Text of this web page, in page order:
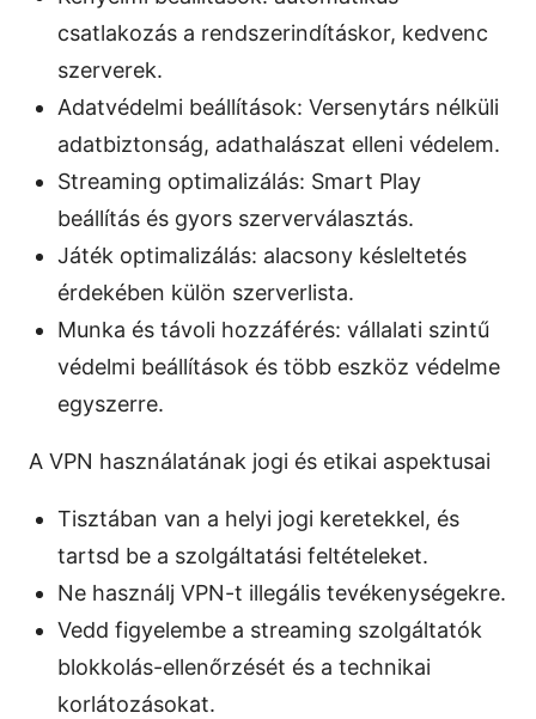
csatlakozás a rendszerindításkor, kedvenc
szerverek.
Adatvédelmi beállítások: Versenytárs nélküli
adatbiztonság, adathalászat elleni védelem.
Streaming optimalizálás: Smart Play
beállítás és gyors szerverválasztás.
Játék optimalizálás: alacsony késleltetés
érdekében külön szerverlista.
Munka és távoli hozzáférés: vállalati szintű
védelmi beállítások és több eszköz védelme
egyszerre.
A VPN használatának jogi és etikai aspektusai
Tisztában van a helyi jogi keretekkel, és
tartsd be a szolgáltatási feltételeket.
Ne használj VPN-t illegális tevékenységekre.
Vedd figyelembe a streaming szolgáltatók
blokkolás-ellenőrzését és a technikai
korlátozásokat.